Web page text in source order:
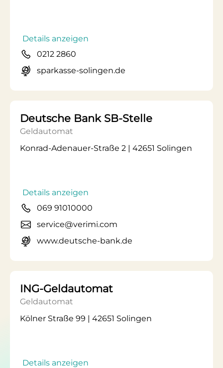
Details anzeigen
0212 2860
sparkasse-solingen.de
Deutsche Bank SB-Stelle
Geldautomat
Konrad-Adenauer-Straße 2 | 42651 Solingen
Details anzeigen
069 91010000
service@verimi.com
www.deutsche-bank.de
ING-Geldautomat
Geldautomat
Kölner Straße 99 | 42651 Solingen
Details anzeigen